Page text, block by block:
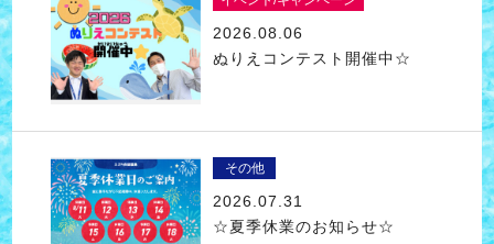
2026.08.06
ぬりえコンテスト開催中☆
その他
2026.07.31
☆夏季休業のお知らせ☆